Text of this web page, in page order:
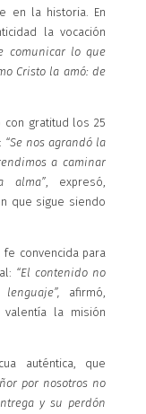
en la historia. En
la vocación
comunicar lo que
Cristo la amó: de
gratitud los 25
“Se nos agrandó la
a caminar
alma”, expresó,
que sigue siendo
convencida para
“El contenido no
afirmó,
la misión
auténtica, que
por nosotros no
y su perdón